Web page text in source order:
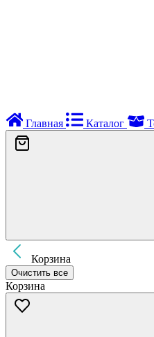
Главная Каталог
Корзина
Очистить все
Корзина